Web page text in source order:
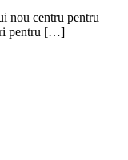
nou centru pentru
pentru […]